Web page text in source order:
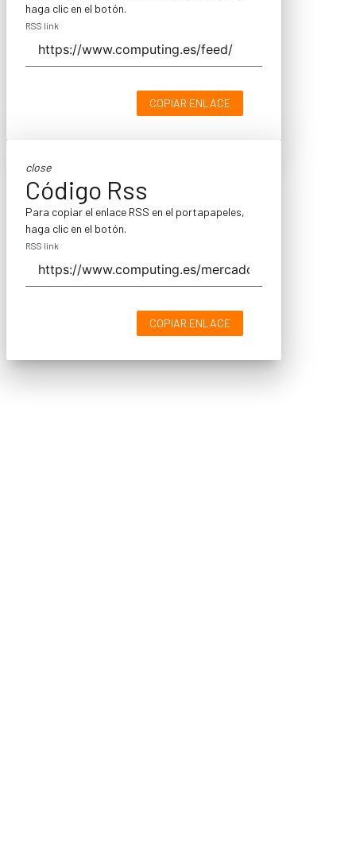
haga clic en el botón.
RSS link
COPIAR ENLACE
close
Código Rss
Para copiar el enlace RSS en el portapapeles,
haga clic en el botón.
RSS link
COPIAR ENLACE